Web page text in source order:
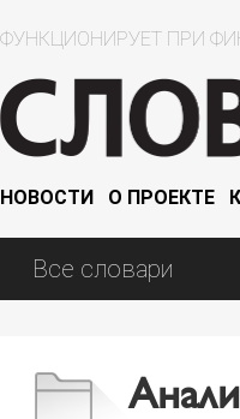
ФУНКЦИОНИРУЕТ ПРИ
НОВОСТИ О ПРОЕКТЕ